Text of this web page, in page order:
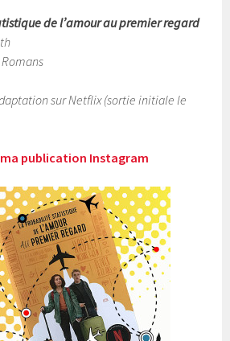
de l’amour au premier regard
sur Netflix (sortie initiale le
ma publication Instagram